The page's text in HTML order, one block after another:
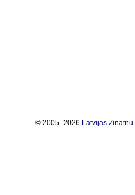
© 2005–2026 Latvijas